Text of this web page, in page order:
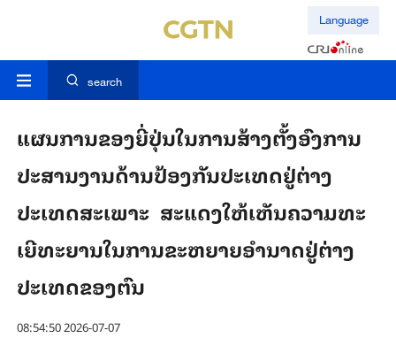
Language
search
ແຜນ​ການ​ຂອງຍີ່ປຸ່ນໃນ​ການສ້າງຕັ້ງອົງການ
ປະສານງານດ້ານປ້ອງກັນປະເທດ​ຢູ່ຕ່າງ
ປະເທດສະເພາະ ສະແດງໃຫ້ເຫັນ​ຄວາມ​ທະ​
ເຍີ​ທະ​ຍານ​ໃນ​ການຂະຫຍາຍອຳນາດ​ຢູ່ຕ່າງ
ປະເທດຂອງ​​ຕົນ
08:54:50 2026-07-07